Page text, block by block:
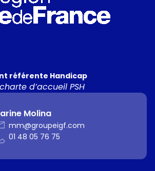
référente Handicap
d’accueil PSH
Molina
mm@groupeigf.com
01 48 05 76 75